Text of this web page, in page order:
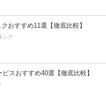
おすすめ11選【徹底比較】
ング
スおすすめ40選【徹底比較】